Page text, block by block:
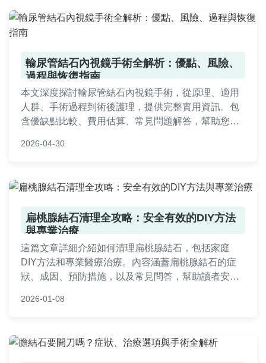
輸尿管結石內視鏡手術全解析：優點、風險、
過程與恢復指南
本文深度探討輸尿管結石內視鏡手術，從原理、適用
人群、手術過程到術後護理，提供完整實用資訊。包
含優缺點比較、費用估算、常見問題解答，幫助您了
2026-04-30
扁桃腺結石清理全攻略：安全有效的DIY方法
與專業治療
這篇文章詳細介紹如何清理扁桃腺結石，包括家庭
DIY方法和專業醫療治療。內容涵蓋扁桃腺結石的症
狀、成因、預防措施，以及常見問答，幫助讀者安全
供實用指南，避免常見錯誤。
2026-01-08